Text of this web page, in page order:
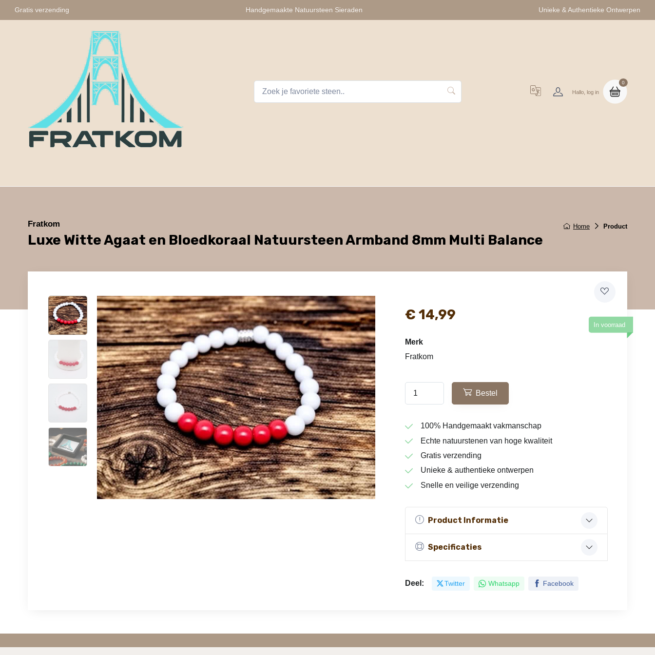
Gratis verzending Handgemaakte Natuursteen Sieraden Unieke & Authentieke Ontwerpen
Hallo, log in
0
Home Product
Fratkom
Luxe Witte Agaat en Bloedkoraal Natuursteen Armband 8mm Multi Balance
€ 14,99
In voorraad
Merk
Fratkom
Bestel
100% Handgemaakt vakmanschap
Echte natuurstenen van hoge kwaliteit
Gratis verzending
Unieke & authentieke ontwerpen
Snelle en veilige verzending
Product Informatie
Specificaties
Deel: Twitter Whatsapp Facebook